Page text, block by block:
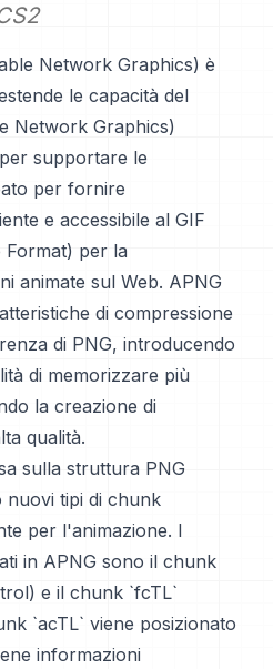
Network Graphics) è
le capacità del
Network Graphics)
supportare le
per fornire
e accessibile al GIF
Format) per la
animate sul Web. APNG
di compressione
di PNG, introducendo
di memorizzare più
la creazione di
qualità.
sulla struttura PNG
nuovi tipi di chunk
per l'animazione. I
in APNG sono il chunk
e il chunk `fcTL`
`acTL` viene posizionato
informazioni